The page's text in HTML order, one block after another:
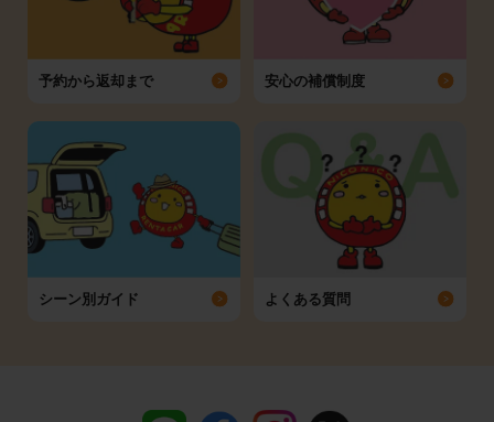
予約から返却まで 安心の補償制度
シーン別ガイド よくある質問